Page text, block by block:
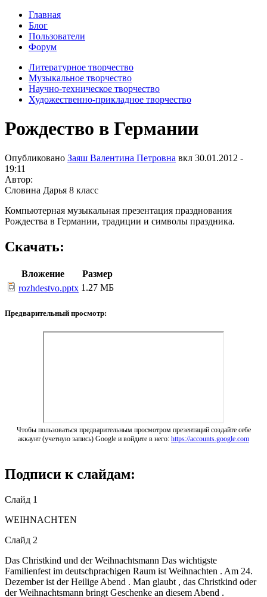
Главная
Блог
Пользователи
Форум
Литературное творчество
Музыкальное творчество
Научно-техническое творчество
Художественно-прикладное творчество
Рождество в Германии
Опубликовано Заяш Валентина Петровна вкл 30.01.2012 -
19:11
Автор:
Словина Дарья 8 класс
Компьютерная музыкальная презентация празднования
Рождества в Германии, традиции и символы праздника.
Скачать:
Вложение
Размер
rozhdestvo.pptx 1.27 МБ
Предварительный просмотр:
Чтобы пользоваться предварительным просмотром презентаций создайте себе
аккаунт (учетную запись) Google и войдите в него: https://accounts.google.com
Подписи к слайдам:
Слайд 1
WEIHNACHTEN
Слайд 2
Das Christkind und der Weihnachtsmann Das wichtigste
Familienfest im deutschprachigen Raum ist Weihnachten . Am 24.
Dezember ist der Heilige Abend . Man glaubt , das Christkind oder
der Weihnachtsmann bringt Geschenke an diesem Abend .